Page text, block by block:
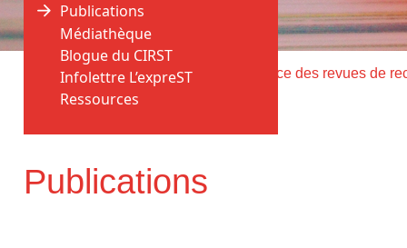
Accueil > Publications >
Publications
Publications
Médiathèque
Blogue du CIRST
Infolettre L’expreST
Ressources